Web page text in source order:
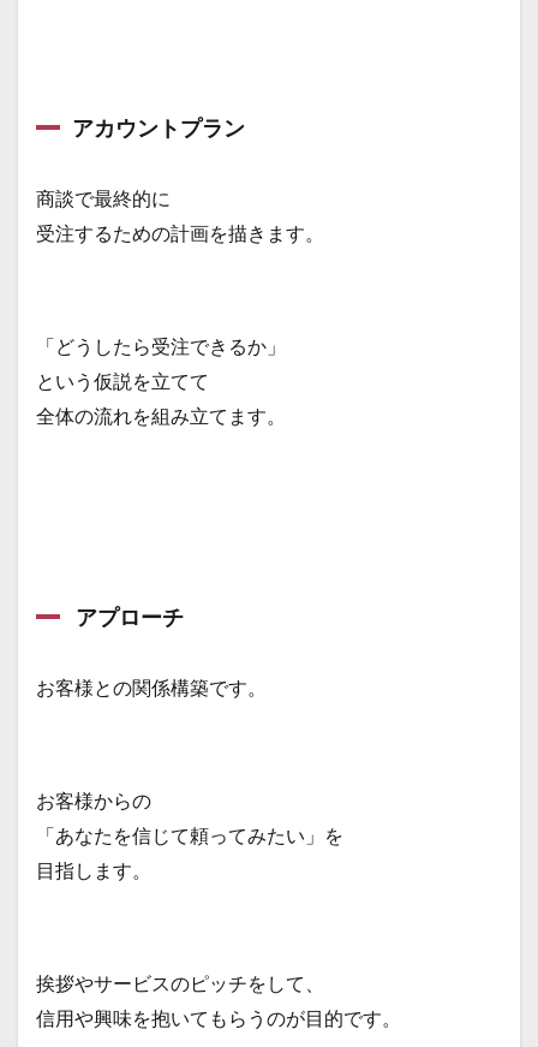
アカウントプラン
商談で最終的に
受注するための計画を描きます。
「どうしたら受注できるか」
という仮説を立てて
全体の流れを組み立てます。
アプローチ
お客様との関係構築です。
お客様からの
「あなたを信じて頼ってみたい」を
目指します。
挨拶やサービスのピッチをして、
信用や興味を抱いてもらうのが目的です。